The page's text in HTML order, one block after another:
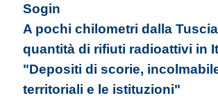
Sogin
A pochi chilometri dalla
quantità di rifiuti radioattivi in
"Depositi di scorie,
territoriali e le istituzioni"